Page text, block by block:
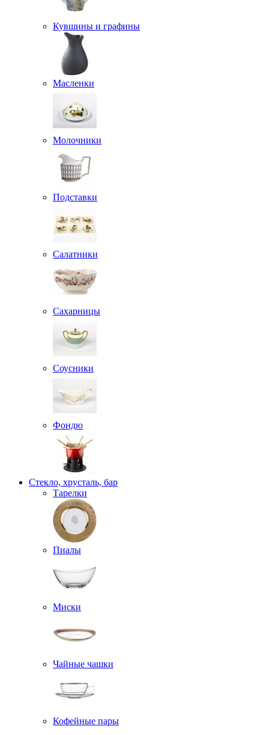
Кувшины и графины
Масленки
Молочники
Подставки
Салатники
Сахарницы
Соусники
Фондю
Стекло, хрусталь, бар
Тарелки
Пиалы
Миски
Чайные чашки
Кофейные пары